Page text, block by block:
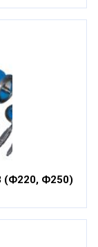
(Ф220, Ф250)